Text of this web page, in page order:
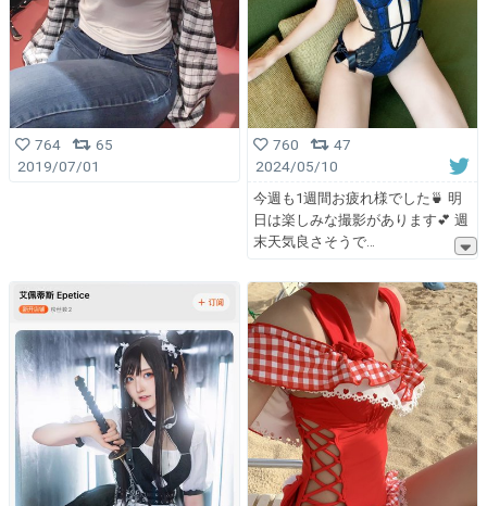
764
65
2019/07/01
760
47
2024/05/10
今週も1週間お疲れ様でした🍵 明
日は楽しみな撮影があります💕 週
末天気良さそうで